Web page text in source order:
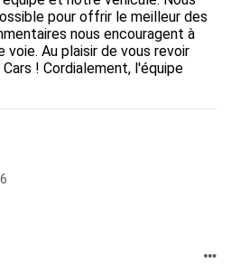
pour offrir le meilleur des
nous encouragent à
Au plaisir de vous revoir
! Cordialement, l'équipe